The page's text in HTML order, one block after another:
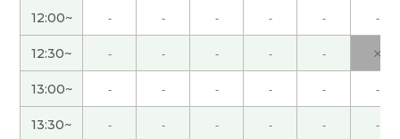
好久不见啊~~~~今天也我上您的课很开心，下次
见！！
请不要太勉强自己、多注意休息、或者找些让自己
开心的事情来放松一下。
12:00~ - - - - - -
12:30~ - - - - - ×
13:00~ - - - - - -
13:30~ - - - - - -